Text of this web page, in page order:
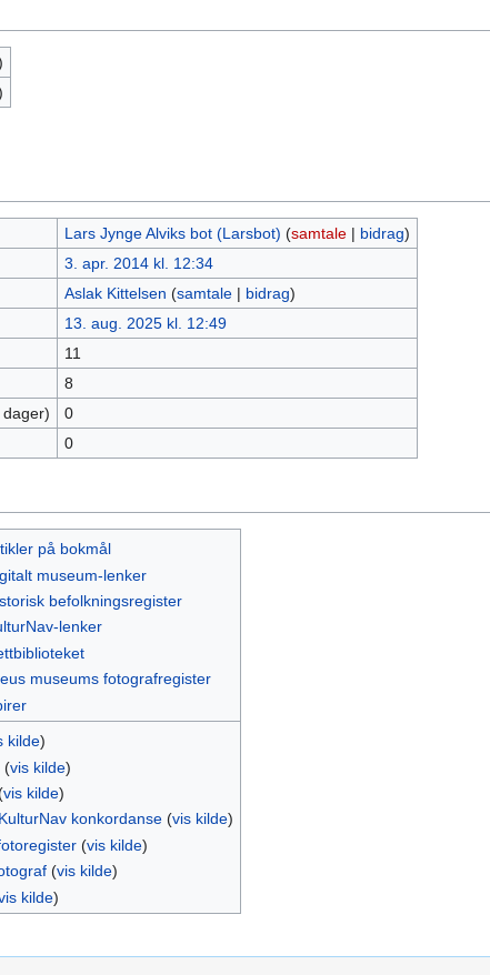
Lars Jynge Alviks bot (Larsbot) (samtale| bidrag)
3. apr. 2014 kl. 12:34
Aslak Kittelsen (samtale| bidrag)
13. aug. 2025 kl. 12:49
11
8
0
0
på bokmål
museum-lenker
befolkningsregister
lenker
museums fotografregister
kilde)
(vis kilde)
vis kilde)
konkordanse(vis kilde)
(vis kilde)
(vis kilde)
kilde)